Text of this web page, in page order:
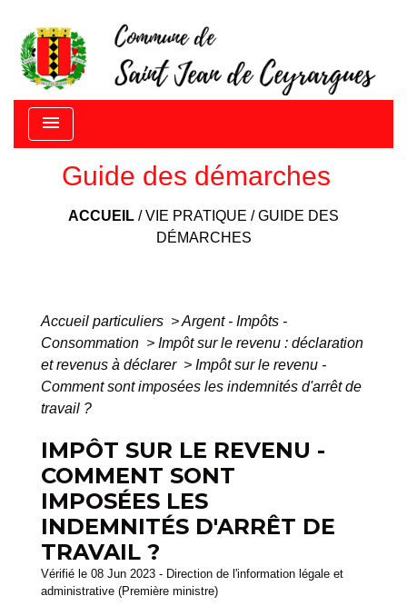
menu
Guide des démarches
ACCUEIL /VIE PRATIQUE /GUIDE DES
DÉMARCHES
Accueil particuliers >Argent - Impôts -
Consommation > Impôt sur le revenu : déclaration
et revenus à déclarer > Impôt sur le revenu -
Comment sont imposées les indemnités d'arrêt de
travail ?
IMPÔT SUR LE REVENU -
COMMENT SONT
IMPOSÉES LES
INDEMNITÉS D'ARRÊT DE
TRAVAIL ?
Vérifié le 08 Jun 2023 - Direction de l'information légale et
administrative (Première ministre)